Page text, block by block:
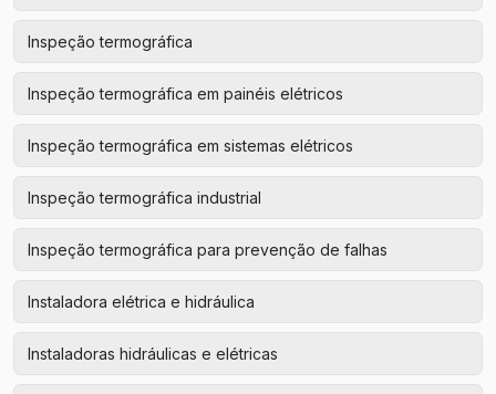
Inspeção termográfica
Inspeção termográfica em painéis elétricos
Inspeção termográfica em sistemas elétricos
Inspeção termográfica industrial
Inspeção termográfica para prevenção de falhas
Instaladora elétrica e hidráulica
Instaladoras hidráulicas e elétricas